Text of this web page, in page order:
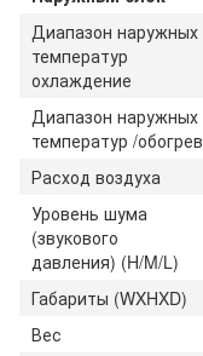
Диапазон наружных
температур
охлаждение
Диапазон наружных
температур /обогрев
Расход воздуха
Уровень шума
(звукового
давления) (H/M/L)
Габариты (WXHXD)
Вес